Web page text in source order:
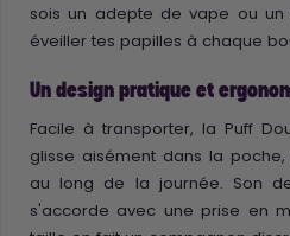
sois un adepte de vape ou un
éveiller tes papilles à chaque
Un design pratique et
Facile à transporter, la Puff
glisse aisément dans la
au long de la journée. Son
s'accorde avec une prise en